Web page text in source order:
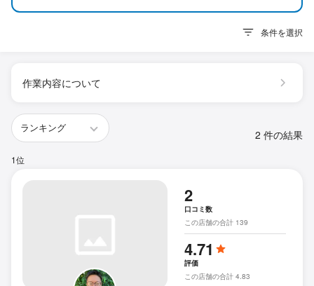
条件を選択
作業内容について
2 件の結果
1位
2
口コミ数
この店舗の合計 139
4.71
評価
この店舗の合計 4.83